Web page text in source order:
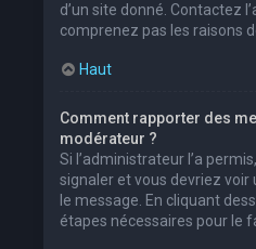
d’un site donné. Contactez
comprenez pas les raisons
Haut
Comment rapporter des
modérateur ?
Si l’administrateur l’a
signaler et vous devriez
le message. En cliquant
étapes nécessaires pour le